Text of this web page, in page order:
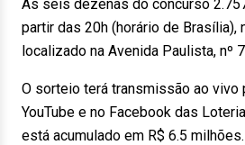
As seis dezenas do concurso
partir das 20h (horário de Brasília),
localizado na Avenida Paulista, nº
O sorteio terá transmissão ao vivo
YouTube e no Facebook das
está acumulado em R$ 6.5 milhões.